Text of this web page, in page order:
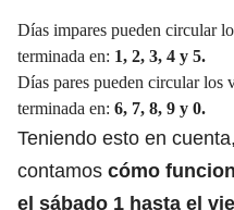
Días impares pueden circular
terminada en: 1, 2, 3, 4 y 5.
Días pares pueden circular los
terminada en: 6, 7, 8, 9 y 0.
Teniendo esto en
contamos cómo
el sábado 1 hasta el